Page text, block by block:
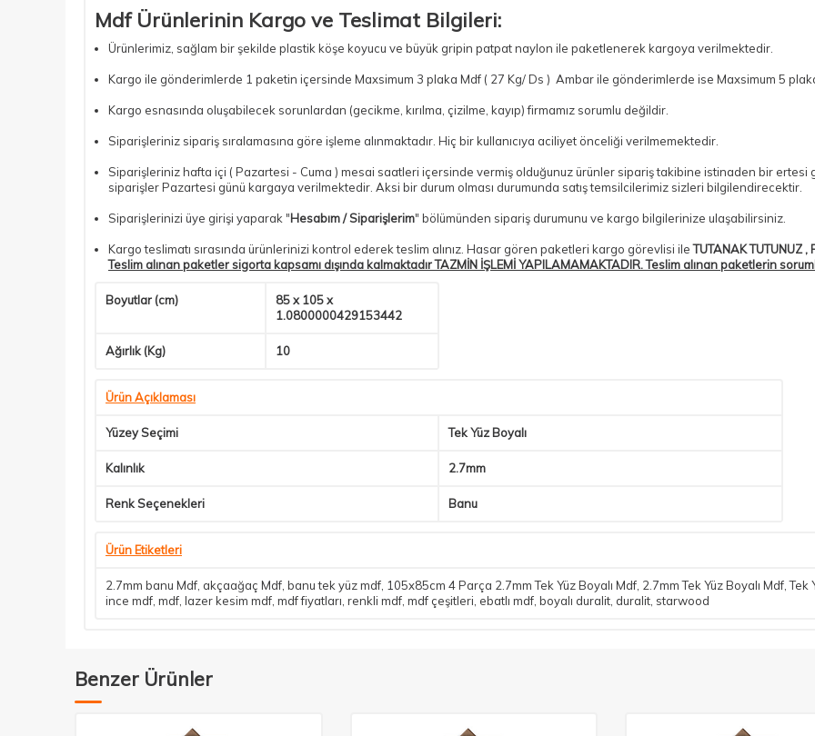
Mdf Ürünlerinin Kargo ve Teslimat Bilgileri:
Ürünlerimiz, sağlam bir şekilde plastik köşe koyucu ve büyük gripin patpat naylon ile paketlenerek kargoya verilmektedir.
Kargo ile gönderimlerde 1 paketin içersinde Maxsimum 3 plaka Mdf ( 27 Kg/ Ds ) Ambar ile gönderimlerde ise Maxsimum 5
Kargo esnasında oluşabilecek sorunlardan (gecikme, kırılma, çizilme, kayıp) firmamız sorumlu değildir.
Siparişleriniz sipariş sıralamasına göre işleme alınmaktadır. Hiç bir kullanıcıya aciliyet önceliği verilmemektedir.
Siparişleriniz hafta içi ( Pazartesi - Cuma ) mesai saatleri içersinde vermiş olduğunuz ürünler sipariş takibine istinaden bir ertesi
siparişler Pazartesi günü kargaya verilmektedir. Aksi bir durum olması durumunda satış temsilcilerimiz sizleri bilgilendirecektir.
Siparişlerinizi üye girişi yaparak "Hesabım / Siparişlerim" bölümünden sipariş durumunu ve kargo bilgilerinize ulaşabilirsiniz.
Kargo teslimatı sırasında ürünlerinizi kontrol ederek teslim alınız. Hasar gören paketleri kargo görevlisi ileTUTANAK TUTUNUZ ,
Teslim alınan paketler sigorta kapsamı dışında kalmaktadır TAZMİN İŞLEMİ YAPILAMAMAKTADIR. Teslim alınan paketlerin
Boyutlar (cm)
85 x 105 x
1.0800000429153442
Ağırlık (Kg) 10
Ürün Açıklaması
Yüzey Seçimi Tek Yüz Boyalı
Kalınlık 2.7mm
Renk Seçenekleri Banu
Ürün Etiketleri
2.7mm banu Mdf akçaağaç Mdf banu tek yüz mdf 105x85cm 4 Parça 2.7mm Tek Yüz Boyalı Mdf 2.7mm Tek Yüz Boyalı Mdf ,Tek
ince mdf mdf lazer kesim mdf mdf fiyatları renkli mdf mdf çeşitleri ebatlı mdf boyalı duralit duralit starwood
Benzer Ürünler